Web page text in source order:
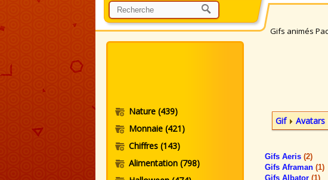
Nature (439)
Monnaie (421)
Chiffres (143)
Alimentation (798)
Gifs animés
Gif Avatars
Gifs Aeris (2)
Gifs Aframan (1)
Gifs Albator (1)